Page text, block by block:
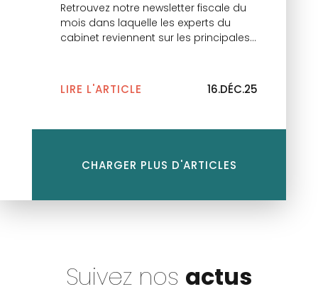
Retrouvez notre newsletter fiscale du
mois dans laquelle les experts du
cabinet reviennent sur les principales
LIRE L'ARTICLE 16.DÉC.25
CHARGER PLUS D'ARTICLES
Suivez nos actus